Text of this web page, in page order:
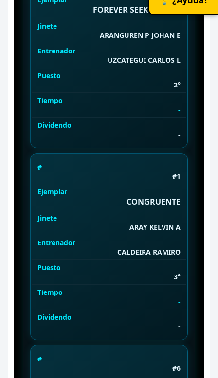
FOREVER SEEKER (USA)
Jinete
ARANGUREN P JOHAN E
Entrenador
UZCATEGUI CARLOS L
Puesto
2°
Tiempo
-
Dividendo
-
#
#1
Ejemplar
CONGRUENTE
Jinete
ARAY KELVIN A
Entrenador
CALDEIRA RAMIRO
Puesto
3°
Tiempo
-
Dividendo
-
#
#6